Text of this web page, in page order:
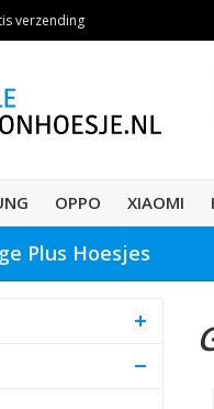
verzending
OPPO XIAOMI
Plus Hoesjes